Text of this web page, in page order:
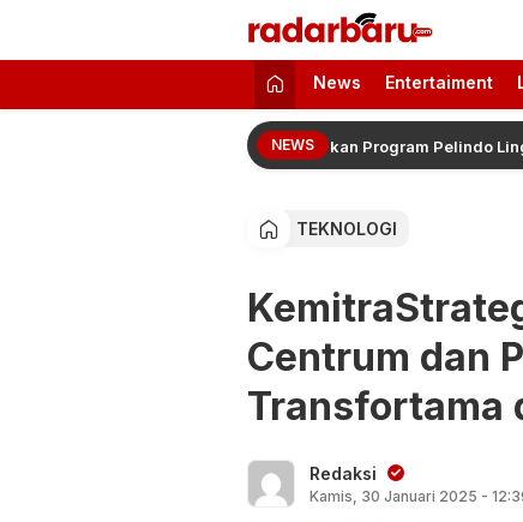
radarbaru.com
Informasi Berita Terbaru dan
News Entertaiment
NEWS
Manfaat PT MMI Sukseskan Program Pelindo
TEKNOLOGI
Centrum dan
Transfortama
Redaksi
Kamis, 30 Januari 2025 -